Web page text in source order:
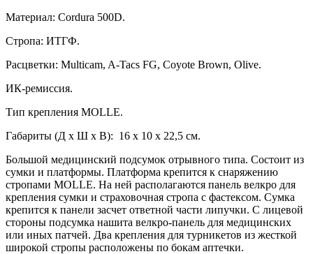
Материал: Cordura 500D.
Стропа: ИТГФ.
Расцветки: Multicam, A-Tacs FG, Coyote Brown, Olive.
ИК-ремиссия.
Тип крепления MOLLE.
Габариты (Д х Ш х В): 16 х 10 х 22,5 см.
Большой медицинский подсумок отрывного типа. Состоит из
сумки и платформы. Платформа крепится к снаряжению
стропами MOLLE. На ней располагаются панель велкро для
крепления сумки и страховочная стропа с фастексом. Сумка
крепится к панели засчет ответной части липучки. С лицевой
стороны подсумка нашита велкро-панель для медицинских
или иных патчей. Два крепления для турникетов из жесткой
широкой стропы расположены по бокам аптечки.